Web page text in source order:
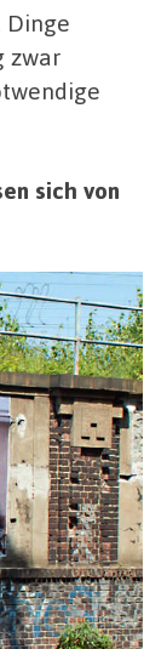
Dinge
zwar
sich von